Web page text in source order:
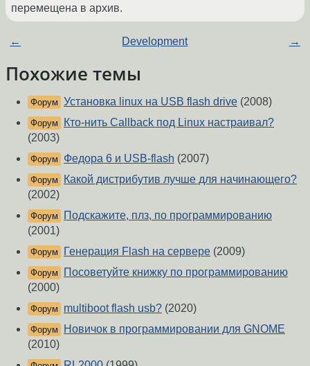
перемещена в архив.
← Development →
Похожие темы
Форум Установка linux на USB flash drive (2008)
Форум
Кто-нить Сallback под Linux настраивал?
(2003)
Форум Федора 6 и USB-flash (2007)
Форум
Какой дистрибутив лучше для начинающего?
(2002)
Форум
Подскажите, плз, по программированию
(2001)
Форум Генерация Flash на сервере (2009)
Форум
Посоветуйте книжку по программированию
(2000)
Форум multiboot flash usb? (2020)
Форум
Новичок в программировании для GNOME
(2010)